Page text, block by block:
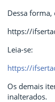
Dessa forma,
https://
Leia-se:
https://
Os demais
inalterados.